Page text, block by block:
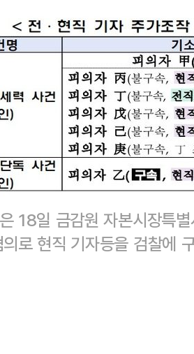
18일 금감원 자본시장특
의로 현직 기자등을 검찰에